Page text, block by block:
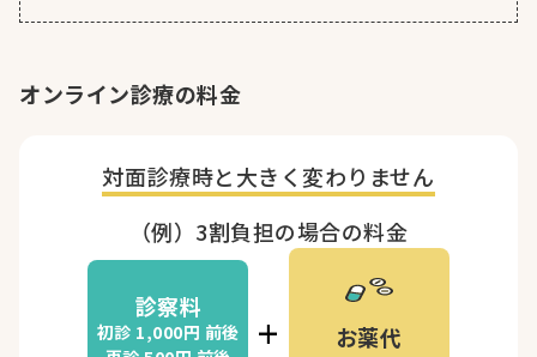
オンライン診療の料金
対面診療時と大きく変わりません
（例）3割負担の場合の料金
診察料
初診 1,000円 前後
+ お薬代